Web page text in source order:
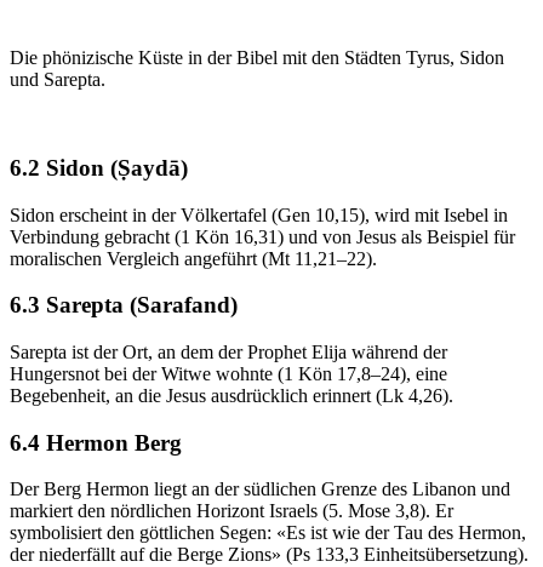
Die phönizische Küste in der Bibel mit den Städten Tyrus, Sidon
und Sarepta.
6.2 Sidon (Ṣaydā)
Sidon erscheint in der Völkertafel (Gen 10,15), wird mit Isebel in
Verbindung gebracht (1 Kön 16,31) und von Jesus als Beispiel für
moralischen Vergleich angeführt (Mt 11,21–22).
6.3 Sarepta (Sarafand)
Sarepta ist der Ort, an dem der Prophet Elija während der
Hungersnot bei der Witwe wohnte (1 Kön 17,8–24), eine
Begebenheit, an die Jesus ausdrücklich erinnert (Lk 4,26).
6.4 Hermon Berg
Der Berg Hermon liegt an der südlichen Grenze des Libanon und
markiert den nördlichen Horizont Israels (5. Mose 3,8). Er
symbolisiert den göttlichen Segen: «Es ist wie der Tau des Hermon,
der niederfällt auf die Berge Zions» (Ps 133,3 Einheitsübersetzung).